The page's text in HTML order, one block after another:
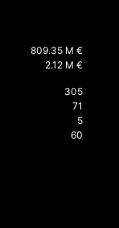
809.35 M €
2.12 M €
305
71
5
60